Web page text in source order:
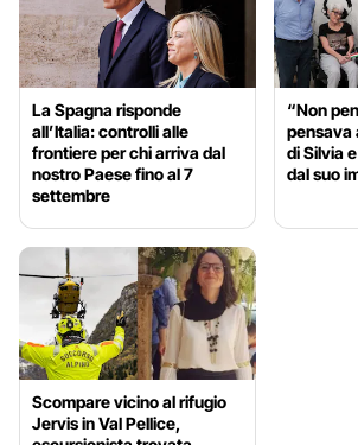
La Spagna risponde
all’Italia: controlli alle
frontiere per chi arriva dal
nostro Paese fino al 7
settembre
“Non
pensava
di Silvia
dal suo
Scompare vicino al rifugio
Jervis in Val Pellice,